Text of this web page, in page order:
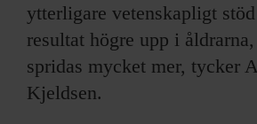
ytterligare vetenskapligt
resultat högre upp i
spridas mycket mer, tycker
Kjeldsen.